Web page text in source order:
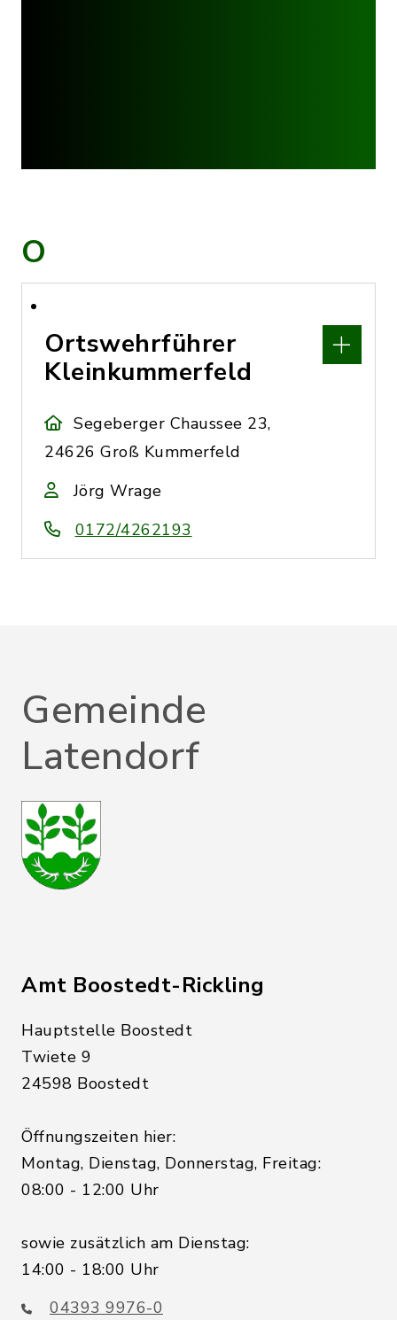
O
Ortswehrführer
Kleinkummerfeld
Segeberger Chaussee 23,
24626 Groß Kummerfeld
Jörg Wrage
0172/4262193
Gemeinde
Latendorf
Amt Boostedt-Rickling
Hauptstelle Boostedt
Twiete 9
24598 Boostedt
Öffnungszeiten hier:
Montag, Dienstag, Donnerstag, Freitag:
08:00 - 12:00 Uhr
sowie zusätzlich am Dienstag:
14:00 - 18:00 Uhr
04393 9976-0